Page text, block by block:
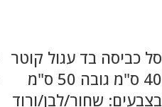
סל כביסה בד עגול קוטר
40 ס"מ גובה 50 ס"מ
בצבעים: שחור/לבן/ורוד